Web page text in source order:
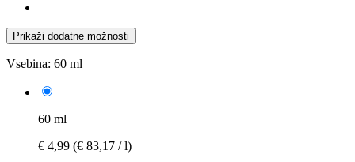
Prikaži dodatne možnosti
Vsebina: 60 ml
60 ml
€ 4,99 (€ 83,17 / l)